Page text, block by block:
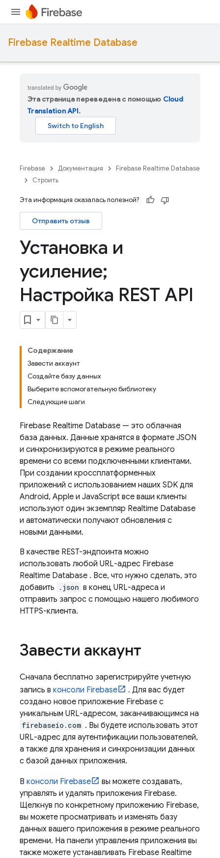
Firebase Realtime Database
Эта страница переведена с помощью Cloud
Translation API.
Firebase Документация
Firebase Realtime Database
Строить
Эта информация оказалась полезной?
Отправить отзыв
Установка и
усиление;
Настройка REST API
Содержание
Завести аккаунт
Создайте базу данных
Выберите вспомогательную библиотеку
Следующие шаги
Firebase Realtime Database — это облачная
база данных. Данные хранятся в формате JSON
и синхронизируются в режиме реального
времени со всеми подключенными клиентами.
При создании кроссплатформенных
приложений с использованием наших SDK для
Android, Apple и JavaScript все ваши клиенты
используют один экземпляр Realtime Database
и автоматически получают обновления с
новыми данными.
В качестве REST-эндпоинта можно
использовать любой URL-адрес Firebase
Realtime Database . Все, что нужно сделать, это
добавить
.json в конец URL-адреса и
отправить запрос с помощью нашего любимого
HTTPS-клиента.
Завести аккаунт
Сначала бесплатно зарегистрируйте учетную
запись в консоли Firebase
. Для вас будет
создано новое приложение Firebase с
уникальным URL-адресом, заканчивающимся на
firebaseio.com . Вы будете использовать этот
URL-адрес для аутентификации пользователей,
а также для хранения и синхронизации данных
с базой данных приложения.
В консоли Firebase
вы можете создавать,
управлять и удалять приложения Firebase.
Щелкнув по конкретному приложению Firebase,
вы можете просматривать и изменять базу
данных вашего приложения в режиме реального
времени. На панели управления приложения вы
также можете устанавливать Firebase Realtime